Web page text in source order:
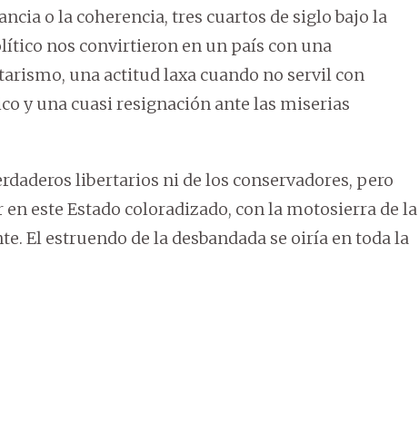
o la coherencia, tres cuartos de siglo bajo la
nos convirtieron en un país con una
una actitud laxa cuando no servil con
y una cuasi resignación ante las miserias
libertarios ni de los conservadores, pero
este Estado coloradizado, con la motosierra de la
El estruendo de la desbandada se oiría en toda la